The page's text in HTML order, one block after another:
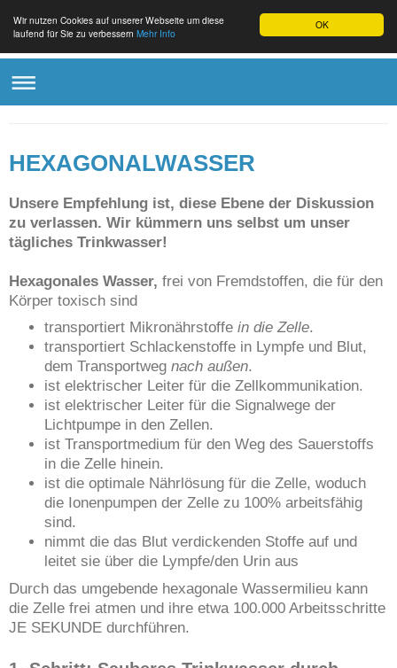
OK
Wir nutzen Cookies auf unserer Webseite um diese
laufend für Sie zu verbessern Mehr Info
HEXAGONALWASSER
Unsere Empfehlung ist, diese Ebene der Diskussion
zu verlassen. Wir kümmern uns selbst um unser
tägliches Trinkwasser!
Hexagonales Wasser, frei von Fremdstoffen, die für den
Körper toxisch sind
transportiert Mikronährstoffe in die Zelle.
transportiert Schlackenstoffe in Lympfe und Blut,
dem Transportweg nach außen.
ist elektrischer Leiter für die Zellkommunikation.
ist elektrischer Leiter für die Signalwege der
Lichtpumpe in den Zellen.
ist Transportmedium für den Weg des Sauerstoffs
in die Zelle hinein.
ist die optimale Nährlösung für die Zelle, woduch
die Ionenpumpen der Zelle zu 100% arbeitsfähig
sind.
nimmt die das Blut verdickenden Stoffe auf und
leitet sie über die Lympfe/den Urin aus
Durch das umgebende hexagonale Wassermilieu kann
die Zelle frei atmen und ihre etwa 100.000 Arbeitsschritte
JE SEKUNDE durchführen.